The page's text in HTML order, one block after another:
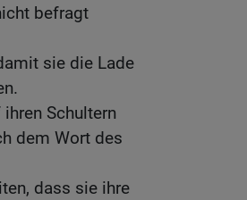
befragt
sie die Lade
Schultern
dem Wort des
dass sie ihre